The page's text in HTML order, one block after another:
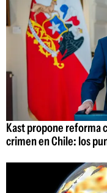
Kast propone reforma
crimen en Chile: los